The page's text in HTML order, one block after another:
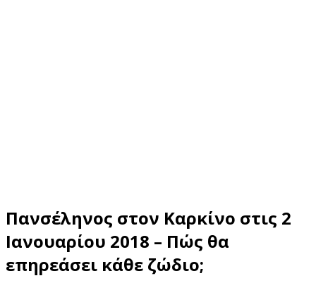
Πανσέληνος στον Καρκίνο στις 2
Ιανουαρίου 2018 – Πώς θα
επηρεάσει κάθε ζώδιο;